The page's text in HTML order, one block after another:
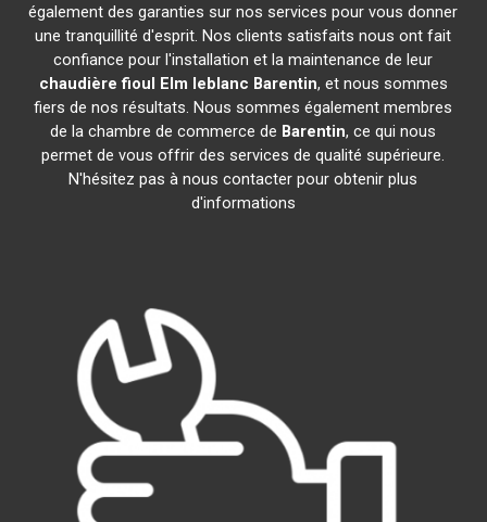
également des garanties sur nos services pour vous donner
une tranquillité d'esprit. Nos clients satisfaits nous ont fait
confiance pour l'installation et la maintenance de leur
chaudière fioul Elm leblanc Barentin, et nous sommes
fiers de nos résultats. Nous sommes également membres
de la chambre de commerce de Barentin, ce qui nous
permet de vous offrir des services de qualité supérieure.
N'hésitez pas à nous contacter pour obtenir plus
d'informations